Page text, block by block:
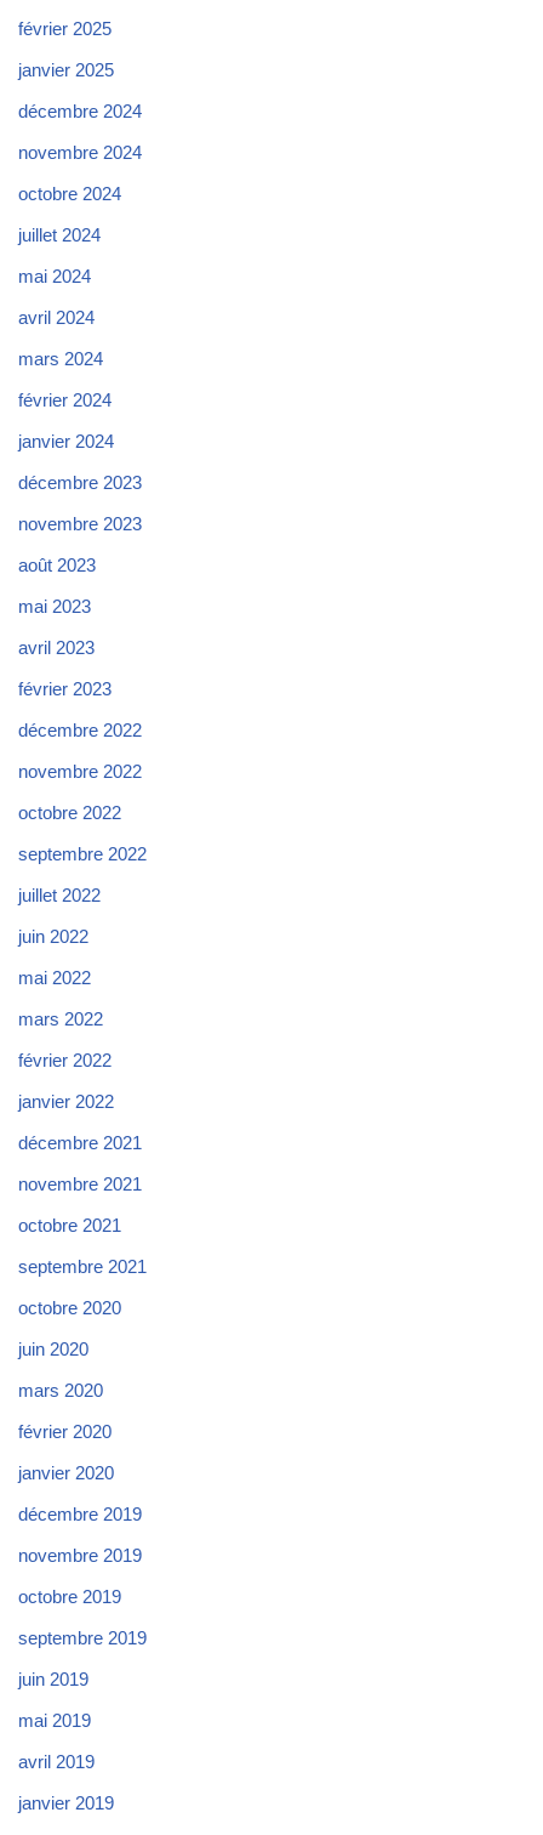
février 2025
janvier 2025
décembre 2024
novembre 2024
octobre 2024
juillet 2024
mai 2024
avril 2024
mars 2024
février 2024
janvier 2024
décembre 2023
novembre 2023
août 2023
mai 2023
avril 2023
février 2023
décembre 2022
novembre 2022
octobre 2022
septembre 2022
juillet 2022
juin 2022
mai 2022
mars 2022
février 2022
janvier 2022
décembre 2021
novembre 2021
octobre 2021
septembre 2021
octobre 2020
juin 2020
mars 2020
février 2020
janvier 2020
décembre 2019
novembre 2019
octobre 2019
septembre 2019
juin 2019
mai 2019
avril 2019
janvier 2019